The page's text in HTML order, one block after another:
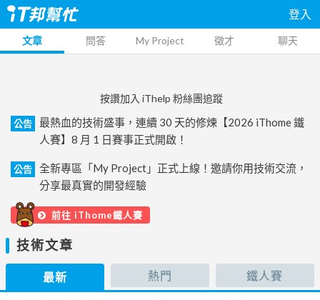
登入
文章 問答 My Project 徵才 聊天
按讚加入 iThelp 粉絲團追蹤
公告
最熱血的技術盛事，連續 30 天的修煉【2026 iThome 鐵
人賽】8 月 1 日賽事正式開啟！
公告
全新專區「My Project」正式上線！邀請你用技術交流，
分享最真實的開發經驗
前往 iThome鐵人賽
技術文章
最新 熱門 鐵人賽